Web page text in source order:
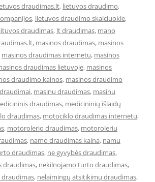
draudimas.lt, lietuvos draudimo,
, lietuvos draudimo skaiciuokle,
lituvos draudimas, lt draudimas, mano
, masinos draudimas, masinos
masinos draudimas internetu, masinos
draudimas lietuvoje, masinos
draudimo kainos, masinos draudimo
, masinu draudimas, masinu
draudimas, medicininių išlaidų
draudimas, motociklo draudimas internetu,
, motorolerio draudimas, motoroleriu
, namo draudimas kaina, namu
draudimas, ne gyvybės draudimas,
draudimas, nekilnojamo turto draudimas,
, nelaimingų atsitikimų draudimas,